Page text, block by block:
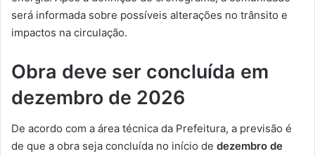
será informada sobre possíveis alterações no trânsito e
impactos na circulação.
Obra deve ser concluída em
dezembro de 2026
De acordo com a área técnica da Prefeitura, a previsão é
de que a obra seja concluída no início de dezembro de